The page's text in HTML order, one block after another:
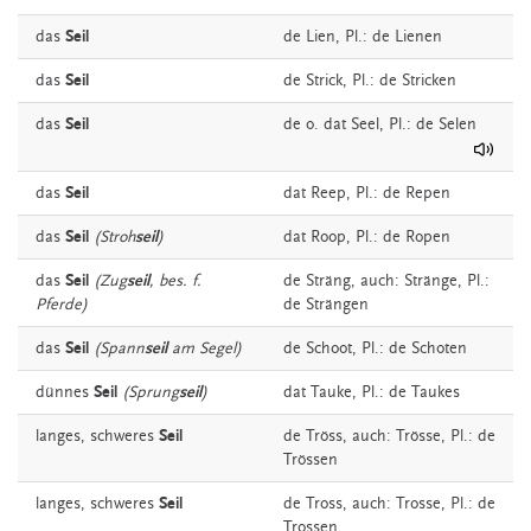
das Seil de Lien, Pl.: de Lienen
das Seil de Strick, Pl.: de Stricken
das Seil de o. dat Seel , Pl.: de Selen
das Seil dat Reep, Pl.: de Repen
das Seil (Strohseil) dat Roop, Pl.: de Ropen
das Seil (Zugseil, bes. f.
Pferde)
de Sträng, auch: Stränge, Pl.:
de Strängen
das Seil (Spannseilam Segel) de Schoot, Pl.: de Schoten
dünnes Seil (Sprungseil) dat Tauke, Pl.: de Taukes
langes, schweres Seil de Tröss, auch: Trösse, Pl.: de
Trössen
langes, schweres Seil de Tross, auch: Trosse, Pl.: de
Trossen